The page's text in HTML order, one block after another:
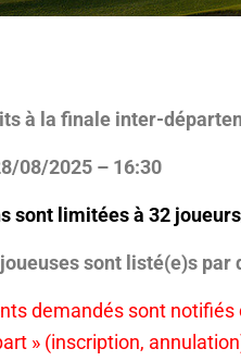
à la finale inter-
08/2025 – 16:30
sont limitées à 32
sont listé(e)s
demandés sont notifiés
» (inscription,